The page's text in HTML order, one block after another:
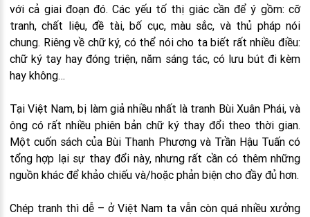
với cả giai đoạn đó. Các yếu tố thị giác cần để ý gồm: cỡ
tranh, chất liệu, đề tài, bố cục, màu sắc, và thủ pháp nói
chung. Riêng về chữ ký, có thể nói cho ta biết rất nhiều điều:
chữ ký tay hay đóng triện, năm sáng tác, có lưu bút đi kèm
hay không…
Tại Việt Nam, bị làm giả nhiều nhất là tranh Bùi Xuân Phái, và
ông có rất nhiều phiên bản chữ ký thay đổi theo thời gian.
Một cuốn sách của Bùi Thanh Phương và Trần Hậu Tuấn có
tổng hợp lại sự thay đổi này, nhưng rất cần có thêm những
nguồn khác để khảo chiếu và/hoặc phản biện cho đầy đủ hơn.
Chép tranh thì dễ – ở Việt Nam ta vẫn còn quá nhiều xưởng